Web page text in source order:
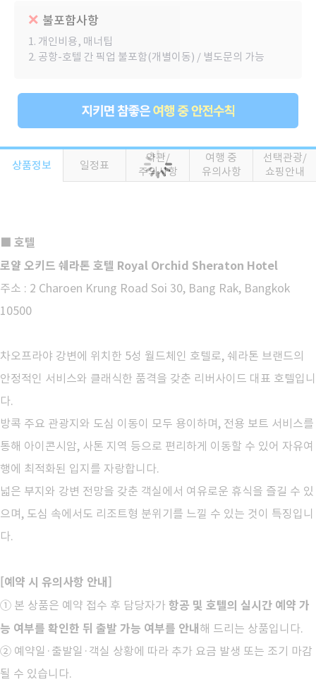
불포함사항
1. 개인비용, 매너팁
2. 공항-호텔 간 픽업 불포함(개별이동) / 별도문의 가능
상품정보 일정표
약관/
주의사항
여행 중
유의사항
선택관광/
쇼핑안내
■ 호텔
로얄 오키드 쉐라톤 호텔 Royal Orchid Sheraton Hotel
주소 : 2 Charoen Krung Road Soi 30, Bang Rak, Bangkok
10500
차오프라야 강변에 위치한 5성 월드체인 호텔로, 쉐라톤 브랜드의
안정적인 서비스와 클래식한 품격을 갖춘 리버사이드 대표 호텔입니
다.
방콕 주요 관광지와 도심 이동이 모두 용이하며, 전용 보트 서비스를
통해 아이콘시암, 사톤 지역 등으로 편리하게 이동할 수 있어 자유여
행에 최적화된 입지를 자랑합니다.
넓은 부지와 강변 전망을 갖춘 객실에서 여유로운 휴식을 즐길 수 있
으며, 도심 속에서도 리조트형 분위기를 느낄 수 있는 것이 특징입니
다.
[예약 시 유의사항 안내]
① 본 상품은 예약 접수 후 담당자가 항공 및 호텔의 실시간 예약 가
능 여부를 확인한 뒤 출발 가능 여부를 안내해 드리는 상품입니다.
② 예약일·출발일·객실 상황에 따라 추가 요금 발생 또는 조기 마감
될 수 있습니다.